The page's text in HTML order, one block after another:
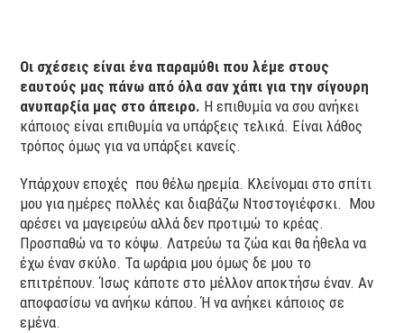
Οι σχέσεις είναι ένα παραμύθι που λέμε στους
εαυτούς μας πάνω από όλα σαν χάπι για την σίγουρη
ανυπαρξία μας στο άπειρο. Η επιθυμία να σου ανήκει
κάποιος είναι επιθυμία να υπάρξεις τελικά. Είναι λάθος
τρόπος όμως για να υπάρξει κανείς.
Υπάρχουν εποχές που θέλω ηρεμία. Κλείνομαι στο σπίτι
μου για ημέρες πολλές και διαβάζω Ντοστογιέφσκι. Μου
αρέσει να μαγειρεύω αλλά δεν προτιμώ το κρέας.
Προσπαθώ να το κόψω. Λατρεύω τα ζώα και θα ήθελα να
έχω έναν σκύλο. Τα ωράρια μου όμως δε μου το
επιτρέπουν. Ίσως κάποτε στο μέλλον αποκτήσω έναν. Αν
αποφασίσω να ανήκω κάπου. Ή να ανήκει κάποιος σε
εμένα.